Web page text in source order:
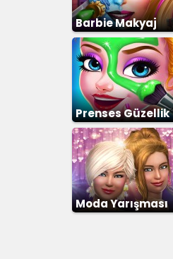
Barbie Makyaj
Prenses Güzellik
Salonu
Moda Yarışması